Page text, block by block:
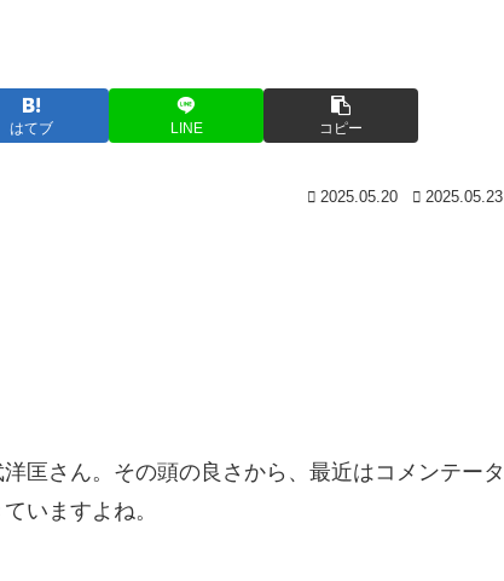
はてブ LINE コピー
2025.05.20 2025.05.23
匡さん。その頭の良さから、最近はコメンテータ
いますよね。